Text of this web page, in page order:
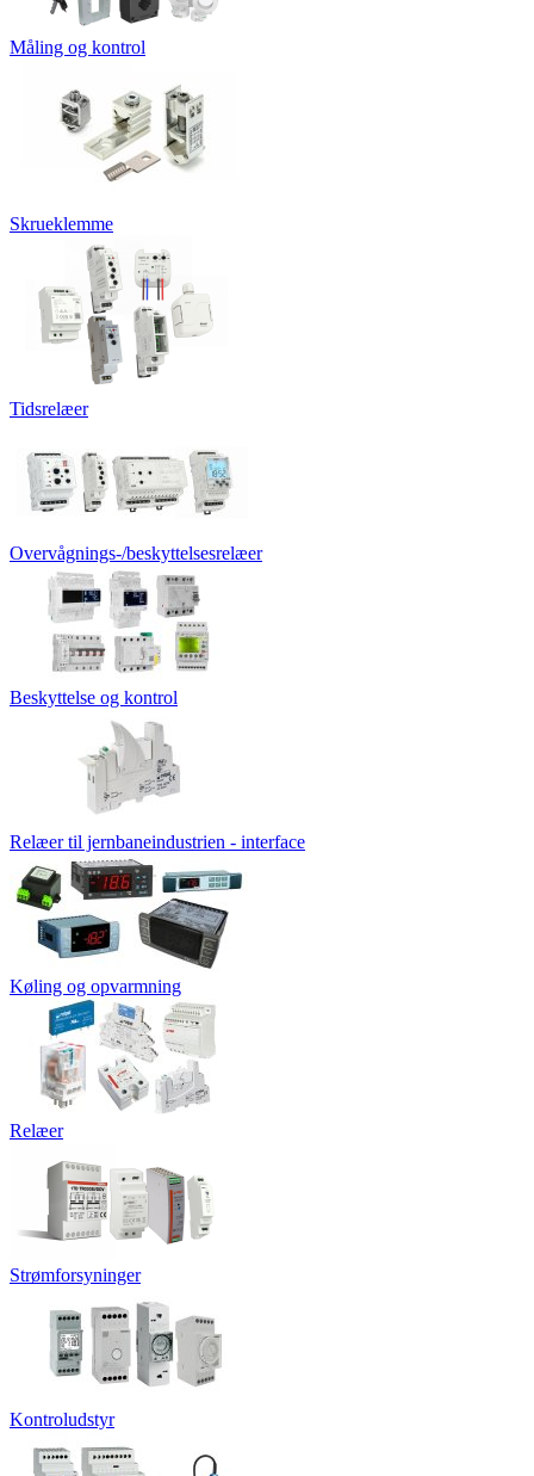
Måling og kontrol
Skrueklemme
Tidsrelæer
Overvågnings-/beskyttelsesrelæer
Beskyttelse og kontrol
Relæer til jernbaneindustrien - interface
Køling og opvarmning
Relæer
Strømforsyninger
Kontroludstyr